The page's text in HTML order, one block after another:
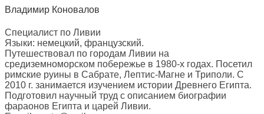
Владимир Коновалов
Специалист по Ливии
Языки: немецкий, французский.
Путешествовал по городам Ливии на
средиземноморском побережье в 1980-х годах. Посетил
римские руины в Сабрате, Лептис-Магне и Триполи. С
2010 г. занимается изучением истории Древнего Египта.
Подготовил научный труд с описанием биографии
фараонов Египта и царей Ливии.